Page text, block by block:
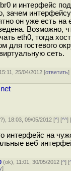
и интерфейс
зачем
он уже есть на
Возможно,
eth0, тогда
для гостевого
сеть.
25/04/2012 [ответить]
), 18:03, 09/05/2012 [^] [^^]
интерфейс на
веб
(ok), 11:01, 30/05/2012 [^] [
]